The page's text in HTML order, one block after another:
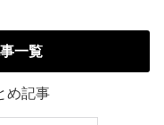
一覧
め記事